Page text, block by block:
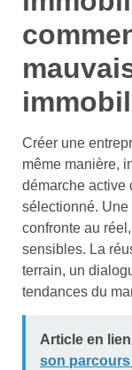
Créer une
même manière,
démarche active
sélectionné. Une
confronte au
sensibles. La
terrain, un
tendances du
Article en
son